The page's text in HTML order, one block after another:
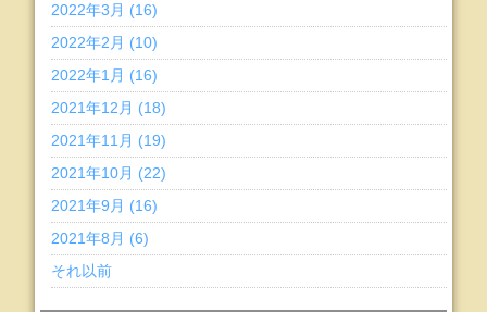
2022年3月 (16)
2022年2月 (10)
2022年1月 (16)
2021年12月 (18)
2021年11月 (19)
2021年10月 (22)
2021年9月 (16)
2021年8月 (6)
それ以前